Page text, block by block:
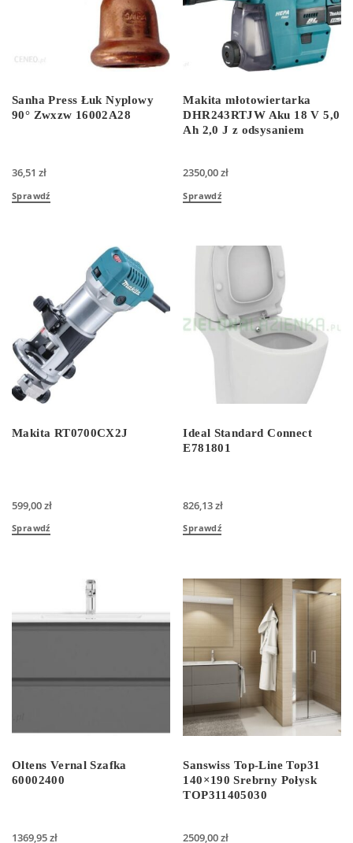
Sanha Press Łuk Nyplowy
90° Zwxzw 16002A28
36,51 zł
Sprawdź
Makita młotowiertarka
DHR243RTJW Aku 18 V 5,0
Ah 2,0 J z odsysaniem
2350,00zł
Sprawdź
Makita RT0700CX2J
599,00zł
Sprawdź
Ideal Standard Connect
E781801
826,13zł
Sprawdź
Oltens Vernal Szafka
60002400
1369,95zł
Sanswiss Top-Line Top31
140×190 Srebrny Połysk
TOP311405030
2509,00zł